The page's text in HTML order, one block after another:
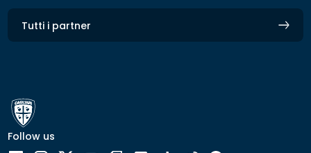
Tutti i partner
Follow us